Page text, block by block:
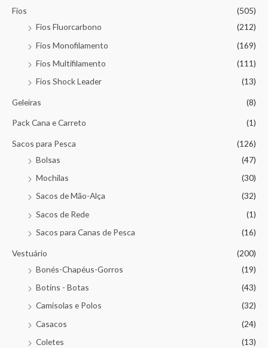
Fios
(505)
Fios Fluorcarbono
(212)
Fios Monofilamento
(169)
Fios Multifilamento
(111)
Fios Shock Leader
(13)
Geleiras (8)
Pack Cana e Carreto (1)
Sacos para Pesca
(126)
Bolsas
(47)
Mochilas
(30)
Sacos de Mão-Alça
(32)
Sacos de Rede
(1)
Sacos para Canas de Pesca
(16)
Vestuário
(200)
Bonés-Chapéus-Gorros
(19)
Botins - Botas
(43)
Camisolas e Polos
(32)
Casacos
(24)
Coletes
(13)